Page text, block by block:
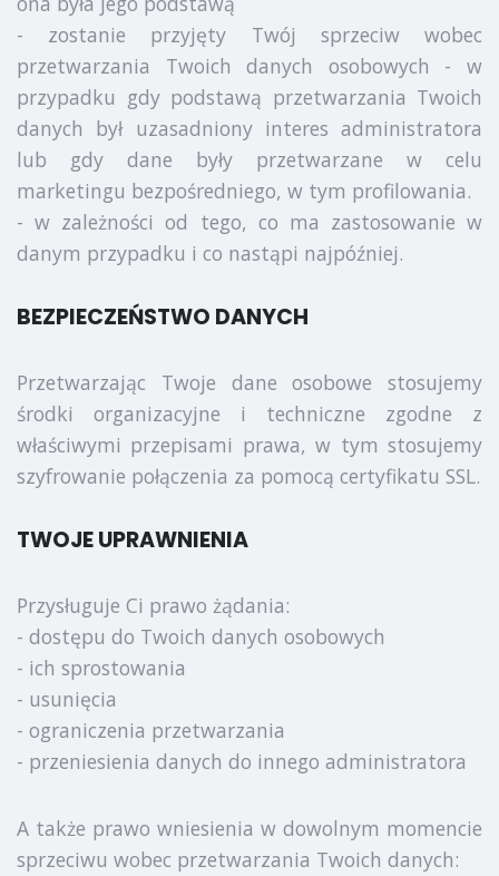
- zostanie przyjęty Twój sprzeciw wobec
przetwarzania Twoich danych osobowych - w
przypadku gdy podstawą przetwarzania Twoich
danych był uzasadniony interes administratora
lub gdy dane były przetwarzane w celu
marketingu bezpośredniego, w tym profilowania.
- w zależności od tego, co ma zastosowanie w
danym przypadku i co nastąpi najpóźniej.
BEZPIECZEŃSTWO DANYCH
Przetwarzając Twoje dane osobowe stosujemy
środki organizacyjne i techniczne zgodne z
właściwymi przepisami prawa, w tym stosujemy
szyfrowanie połączenia za pomocą certyfikatu SSL.
TWOJE UPRAWNIENIA
Przysługuje Ci prawo żądania:
- dostępu do Twoich danych osobowych
- ich sprostowania
- usunięcia
- ograniczenia przetwarzania
- przeniesienia danych do innego administratora
A także prawo wniesienia w dowolnym momencie
sprzeciwu wobec przetwarzania Twoich danych: